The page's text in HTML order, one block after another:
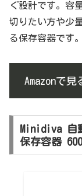
ぐ設計です。容
切りたい方や少
る保存容器です。
Amazonで見
Minidiva 自
保存容器